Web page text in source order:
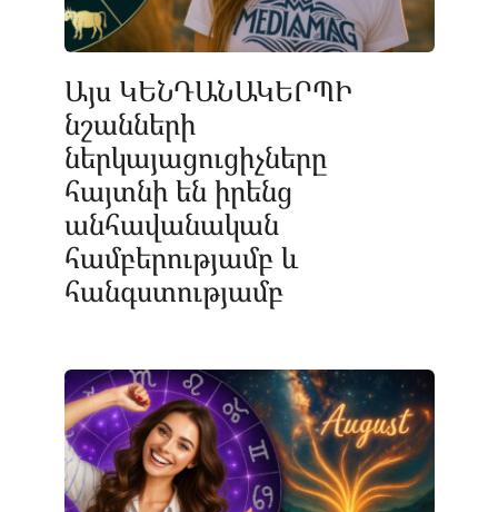
Այս ԿԵՆԴԱՆԱԿԵՐՊԻ
նշանների
ներկայացուցիչները
հայտնի են իրենց
անհավանական
համբերությամբ և
հանգստությամբ